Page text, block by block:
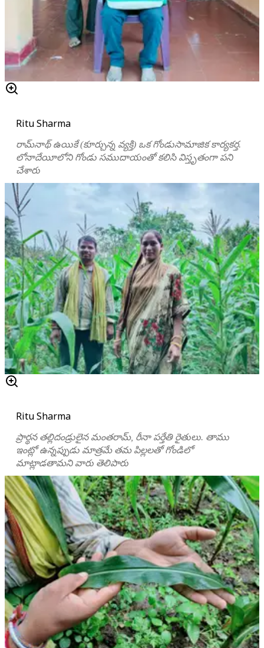
Ritu Sharma
రామ్‌నాథ్ ఉయికే (కూర్చున్న వ్యక్తి) ఒక గోండుసామాజిక కార్యకర్త.
లోనాదేయీలోని గోండు సముదాయంతో కలిసి విస్తృతంగా పని
చేశారు
Ritu Sharma
ప్రార్థన తల్లిదండ్రులైన మంతరామ్, రీనా పర్తేతి రైతులు. తాము
ఇంట్లో ఉన్నప్పుడు మాత్రమే తమ పిల్లలతో గోండిలో
మాట్లాడతామని వారు తెలిపారు